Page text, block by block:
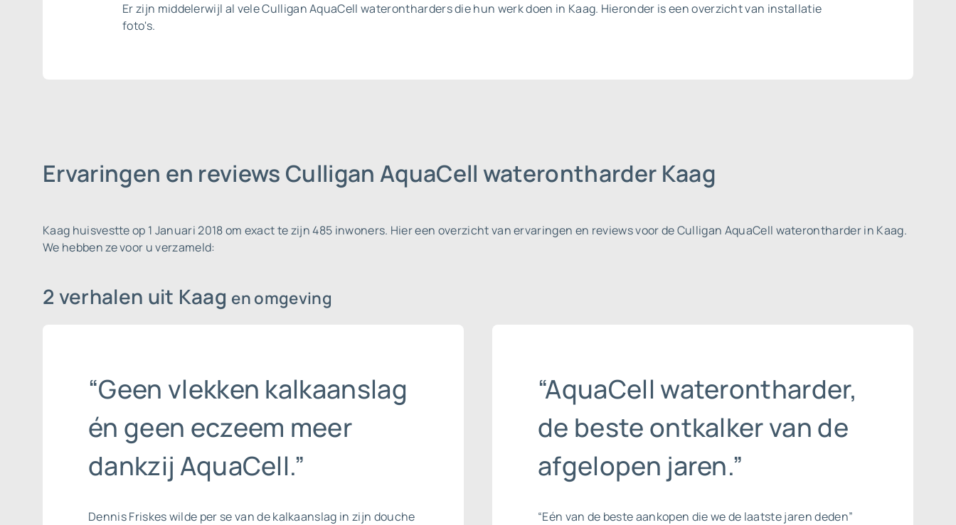
Er zijn middelerwijl al vele Culligan AquaCell waterontharders die hun werk doen in Kaag. Hieronder is een overzicht van installatie
foto's.
Ervaringen en reviews Culligan AquaCell waterontharder Kaag
Kaag huisvestte op 1 Januari 2018 om exact te zijn 485 inwoners. Hier een overzicht van ervaringen en reviews voor de Culligan AquaCell waterontharder in Kaag.
We hebben ze voor u verzameld:
2 verhalen uit Kaag en omgeving
“Geen vlekken kalkaanslag
én geen eczeem meer
dankzij AquaCell.”
Dennis Friskes wilde per se van dekalkaanslag in zijn douche
“AquaCell waterontharder,
de beste ontkalker van de
afgelopen jaren.”
“Eén van de beste aankopen die we de laatste jaren deden”